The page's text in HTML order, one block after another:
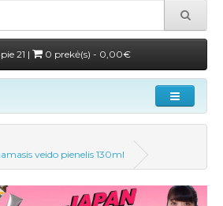
21 | 0 prekė(s) - 0,00€
veido pienelis 130ml